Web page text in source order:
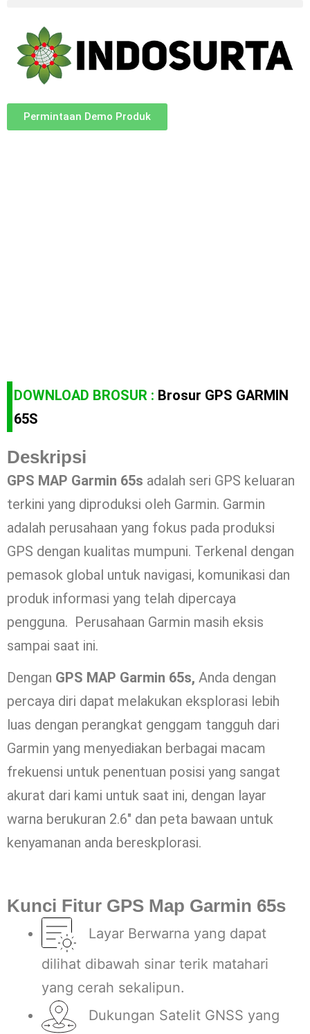
Permintaan Demo Produk
DOWNLOAD BROSUR : Brosur GPS GARMIN
65S
Deskripsi
GPS MAP Garmin 65s adalah seri GPS keluaran
terkini yang diproduksi oleh Garmin. Garmin
adalah perusahaan yang fokus pada produksi
GPS dengan kualitas mumpuni. Terkenal dengan
pemasok global untuk navigasi, komunikasi dan
produk informasi yang telah dipercaya
pengguna. Perusahaan Garmin masih eksis
sampai saat ini.
Dengan GPS MAP Garmin 65s, Anda dengan
percaya diri dapat melakukan eksplorasi lebih
luas dengan perangkat genggam tangguh dari
Garmin yang menyediakan berbagai macam
frekuensi untuk penentuan posisi yang sangat
akurat dari kami untuk saat ini, dengan layar
warna berukuran 2.6″ dan peta bawaan untuk
kenyamanan anda bereskplorasi.
Kunci Fitur GPS Map Garmin 65s
Layar Berwarna yang dapat
dilihat dibawah sinar terik matahari
yang cerah sekalipun.
Dukungan Satelit GNSS yang